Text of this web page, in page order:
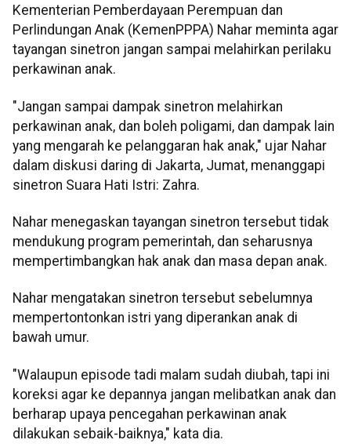
Kementerian Pemberdayaan Perempuan dan
Perlindungan Anak (KemenPPPA) Nahar meminta agar
tayangan sinetron jangan sampai melahirkan perilaku
perkawinan anak.
"Jangan sampai dampak sinetron melahirkan
perkawinan anak, dan boleh poligami, dan dampak lain
yang mengarah ke pelanggaran hak anak," ujar Nahar
dalam diskusi daring di Jakarta, Jumat, menanggapi
sinetron Suara Hati Istri: Zahra.
Nahar menegaskan tayangan sinetron tersebut tidak
mendukung program pemerintah, dan seharusnya
mempertimbangkan hak anak dan masa depan anak.
Nahar mengatakan sinetron tersebut sebelumnya
mempertontonkan istri yang diperankan anak di
bawah umur.
"Walaupun episode tadi malam sudah diubah, tapi ini
koreksi agar ke depannya jangan melibatkan anak dan
berharap upaya pencegahan perkawinan anak
dilakukan sebaik-baiknya," kata dia.